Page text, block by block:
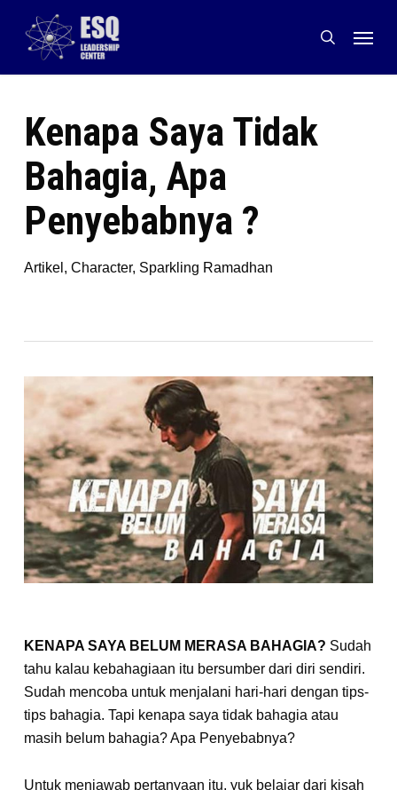
content
search
Menu
Kenapa Saya Tidak
Bahagia, Apa
Penyebabnya ?
Artikel , Character, Sparkling Ramadhan
KENAPA SAYA BELUM MERASA BAHAGIA? Sudah
tahu kalau kebahagiaan itu bersumber dari diri sendiri.
Sudah mencoba untuk menjalani hari-hari dengan tips-
tips bahagia. Tapi kenapa saya tidak bahagia atau
masih belum bahagia? Apa Penyebabnya?
Untuk menjawab pertanyaan itu, yuk belajar dari kisah